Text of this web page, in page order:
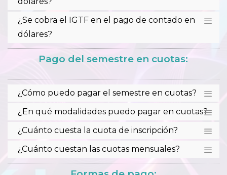
¿Se cobra el IGTF en el pago de contado en
dólares?
Pago del semestre en cuotas:
¿Cómo puedo pagar el semestre en cuotas?
¿En qué modalidades puedo pagar en cuotas?
¿Cuánto cuesta la cuota de inscripción?
¿Cuánto cuestan las cuotas mensuales?